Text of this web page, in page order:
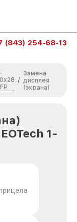
(843) 254-68-13
/
Замена
дисплея
(экрана)
1-